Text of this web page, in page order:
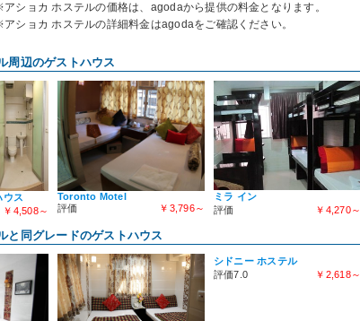
ショカ ホステルの価格は、agodaから提供の料金となります。
ショカ ホステルの詳細料金はagodaをご確認ください。
周辺のゲストハウス
ウス
￥4,508～
Toronto Motel
評価
￥3,796～
ミラ イン
評価
￥4,270～
と同グレードのゲストハウス
シドニー ホステル
評価7.0
￥2,618～